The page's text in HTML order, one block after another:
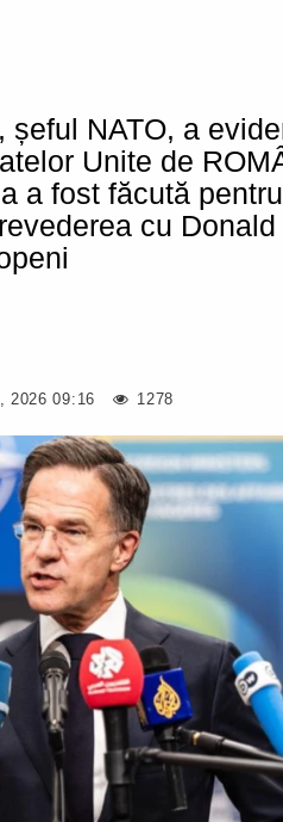
șeful NATO, a
Unite de
a fost făcută
cu
2026 09:16 1278